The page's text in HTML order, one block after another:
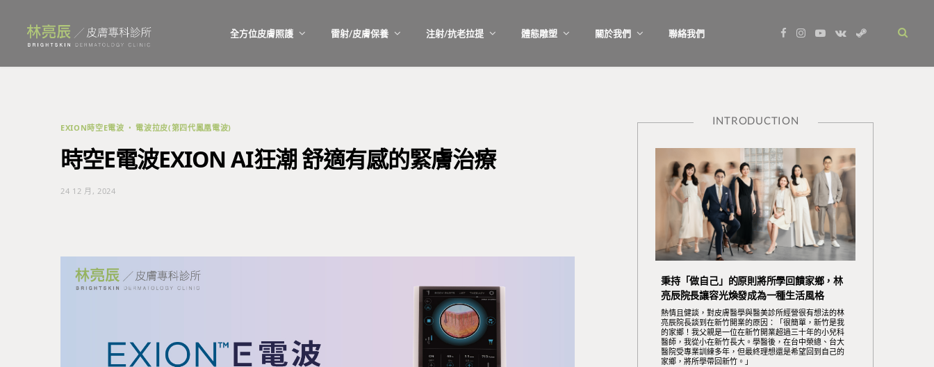
全方位皮膚照護 雷射/皮膚保養 注射/抗老拉提 體態雕塑 關於我們 聯絡我們
I
Y
V
S
EXION時空E電波 電波拉皮(第四代鳳凰電波)
時空E電波EXION AI狂潮 舒適有感的緊膚治療
24 12 月, 2024
INTRODUCTION
秉持「做自己」的原則將所學回饋家鄉，林
亮辰院長讓容光煥發成為一種生活風格
熱情且健談，對皮膚醫學與醫美診所經營很有想法的林
亮辰院長談到在新竹開業的原因：「很簡單，新竹是我
的家鄉！我父親是一位在新竹開業超過三十年的小兒科
醫師，我從小在新竹長大。學醫後，在台中榮總、台大
醫院受專業訓練多年，但最終理想還是希望回到自己的
家鄉，將所學帶回新竹。」